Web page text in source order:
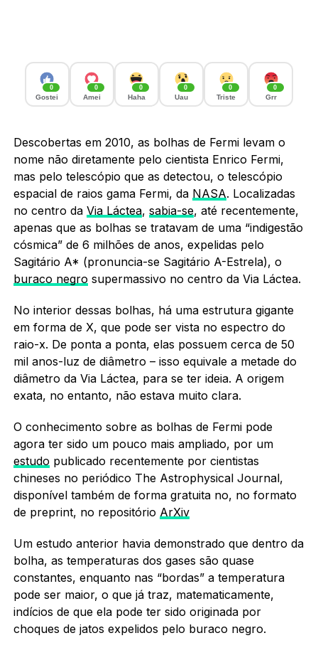
0
Gostei
0
Amei
0
Haha
0
Uau
0
Triste
0
Grr
Descobertas em 2010, as bolhas de Fermi levam o
nome não diretamente pelo cientista Enrico Fermi,
mas pelo telescópio que as detectou, o telescópio
espacial de raios gama Fermi, da NASA. Localizadas
no centro da Via Láctea, sabia-se, até recentemente,
apenas que as bolhas se tratavam de uma “indigestão
cósmica” de 6 milhões de anos, expelidas pelo
Sagitário A* (pronuncia-se Sagitário A-Estrela), o
buraco negro supermassivo no centro da Via Láctea.
No interior dessas bolhas, há uma estrutura gigante
em forma de X, que pode ser vista no espectro do
raio-x. De ponta a ponta, elas possuem cerca de 50
mil anos-luz de diâmetro – isso equivale a metade do
diâmetro da Via Láctea, para se ter ideia. A origem
exata, no entanto, não estava muito clara.
O conhecimento sobre as bolhas de Fermi pode
agora ter sido um pouco mais ampliado, por um
estudo publicado recentemente por cientistas
chineses no periódico The Astrophysical Journal,
disponível também de forma gratuita no, no formato
de preprint, no repositório ArXiv
Um estudo anterior havia demonstrado que dentro da
bolha, as temperaturas dos gases são quase
constantes, enquanto nas “bordas” a temperatura
pode ser maior, o que já traz, matematicamente,
indícios de que ela pode ter sido originada por
choques de jatos expelidos pelo buraco negro.